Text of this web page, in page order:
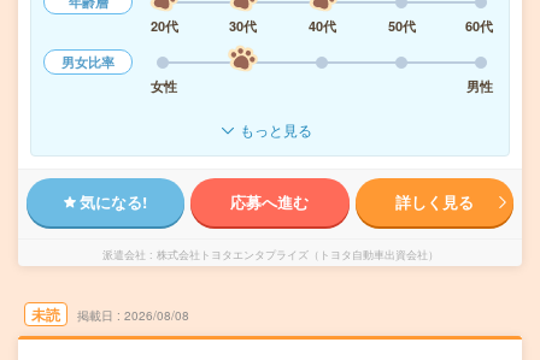
20代
30代 40代 50代
60代
男女比率
女性
男性
もっと見る
気になる! 応募へ進む 詳しく見る
派遣会社 株式会社トヨタエンタプライズ（トヨタ自動車出資会社）
未読 掲載日 2026/08/08